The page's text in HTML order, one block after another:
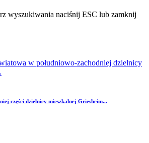
wyszukiwania naciśnij ESC lub zamknij
części dzielnicy mieszkalnej Griesheim...